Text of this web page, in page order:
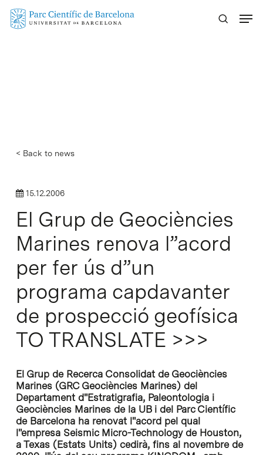
Skip
< Back to news
15.12.2006
El Grup de Geociències
Marines renova l”acord
per fer ús d”un
programa capdavanter
de prospecció geofísica
TO TRANSLATE >>>
El Grup de Recerca Consolidat de Geociències
Marines (GRC Geociències Marines) del
Departament d''Estratigrafia, Paleontologia i
Geociències Marines de la UB i del Parc Científic
de Barcelona ha renovat l''acord pel qual
l''empresa Seismic Micro-Technology de Houston,
a Texas (Estats Units) cedirà, fins al novembre de